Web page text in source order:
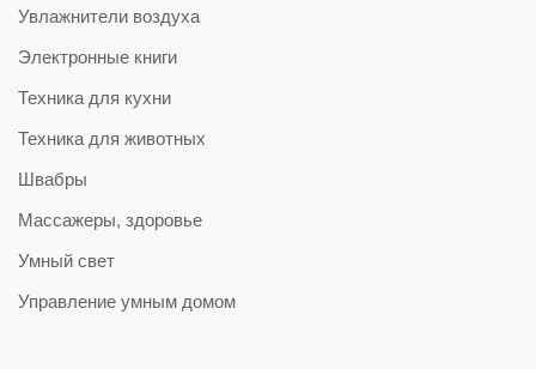
Увлажнители воздуха
Электронные книги
Техника для кухни
Техника для животных
Швабры
Массажеры, здоровье
Умный свет
Управление умным домом